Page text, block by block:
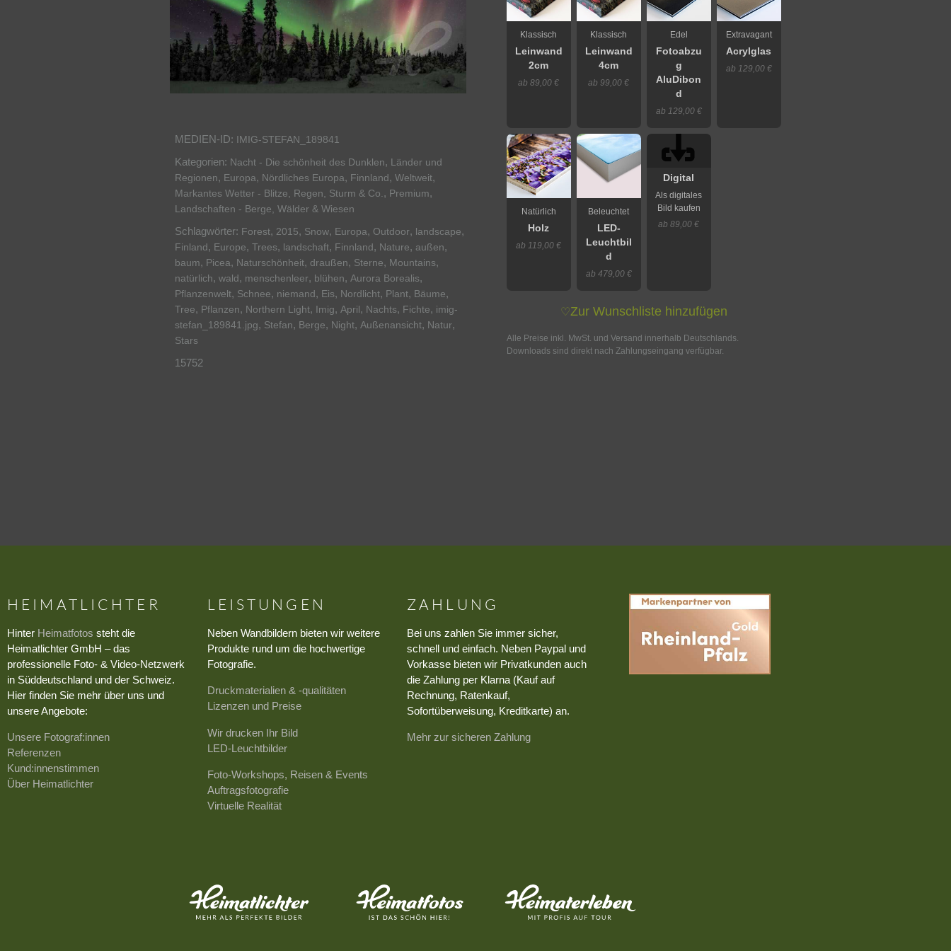
MEDIEN-ID: IMIG-STEFAN_189841
Kategorien: Nacht - Die schönheit des Dunklen, Länder und
Regionen, Europa, Nördliches Europa, Finnland, Weltweit,
Markantes Wetter - Blitze, Regen, Sturm & Co., Premium,
Landschaften - Berge, Wälder & Wiesen
Schlagwörter: Forest, 2015, Snow, Europa, Outdoor, landscape,
Finland, Europe, Trees, landschaft, Finnland, Nature, außen,
baum, Picea, Naturschönheit, draußen, Sterne, Mountains,
natürlich, wald, menschenleer, blühen, Aurora Borealis,
Pflanzenwelt, Schnee, niemand, Eis, Nordlicht, Plant, Bäume,
Tree, Pflanzen, Northern Light, Imig, April, Nachts, Fichte, imig-
stefan_189841.jpg, Stefan, Berge, Night, Außenansicht, Natur,
Stars
15752
Klassisch
Leinwand
2cm
ab 89,00 €
Klassisch
Leinwand
4cm
ab 99,00 €
Edel
Fotoabzu
g
AluDibon
d
ab 129,00 €
Extravagant
Acrylglas
ab 129,00 €
Natürlich
Holz
ab 119,00 €
Beleuchtet
LED-
Leuchtbil
d
ab 479,00 €
Digital
Als digitales
Bild kaufen
ab 89,00 €
♡Zur Wunschliste hinzufügen
Alle Preise inkl. MwSt. und Versand innerhalb Deutschlands.
Downloads sind direkt nach Zahlungseingang verfügbar.
HEIMATLICHTER
Hinter Heimatfotos steht die
Heimatlichter GmbH – das
professionelle Foto- & Video-Netzwerk
in Süddeutschland und der Schweiz.
Hier finden Sie mehr über uns und
unsere Angebote:
Unsere Fotograf:innen
Referenzen
Kund:innenstimmen
Über Heimatlichter
LEISTUNGEN
Neben Wandbildern bieten wir weitere
Produkte rund um die hochwertige
Fotografie.
Druckmaterialien & -qualitäten
Lizenzen und Preise
Wir drucken Ihr Bild
LED-Leuchtbilder
Foto-Workshops, Reisen & Events
Auftragsfotografie
Virtuelle Realität
ZAHLUNG
Bei uns zahlen Sie immer sicher,
schnell und einfach. Neben Paypal und
Vorkasse bieten wir Privatkunden auch
die Zahlung per Klarna (Kauf auf
Rechnung, Ratenkauf,
Sofortüberweisung, Kreditkarte) an.
Mehr zur sicheren Zahlung